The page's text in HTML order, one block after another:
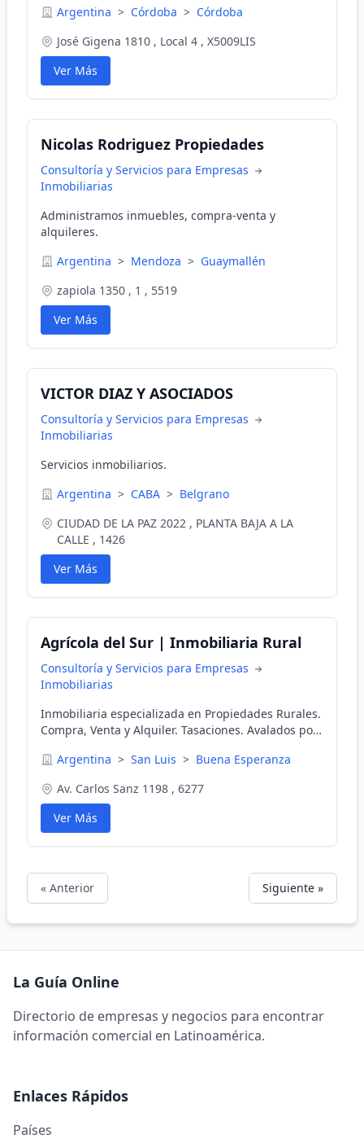
Argentina > Córdoba > Córdoba
José Gigena 1810 , Local 4 , X5009LIS
Ver Más
Nicolas Rodriguez Propiedades
Consultoría y Servicios para Empresas
Inmobiliarias
Administramos inmuebles, compra-venta y
alquileres.
Argentina > Mendoza > Guaymallén
zapiola 1350 , 1 , 5519
Ver Más
VICTOR DIAZ Y ASOCIADOS
Consultoría y Servicios para Empresas
Inmobiliarias
Servicios inmobiliarios.
Argentina > CABA > Belgrano
CIUDAD DE LA PAZ 2022 , PLANTA BAJA A LA
CALLE , 1426
Ver Más
Agrícola del Sur | Inmobiliaria Rural
Consultoría y Servicios para Empresas
Inmobiliarias
Inmobiliaria especializada en Propiedades Rurales.
Compra, Venta y Alquiler. Tasaciones. Avalados por
Argentina > San Luis > Buena Esperanza
Av. Carlos Sanz 1198 , 6277
Ver Más
« Anterior Siguiente »
La Guía Online
Directorio de empresas y negocios para encontrar
información comercial en Latinoamérica.
Enlaces Rápidos
Países